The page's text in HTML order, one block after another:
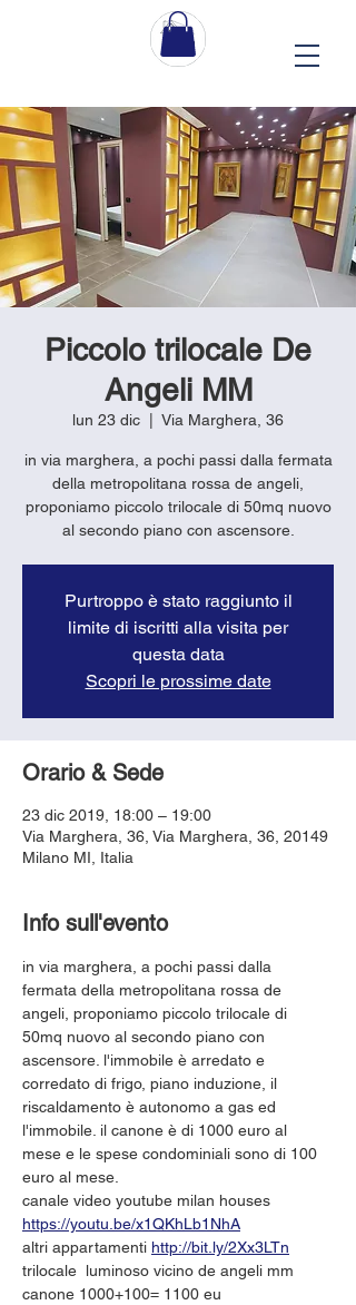
Piccolo trilocale De
Angeli MM
lun 23 dic Via Marghera, 36
in via marghera, a pochi passi dalla fermata
della metropolitana rossa de angeli,
proponiamo piccolo trilocale di 50mq nuovo
al secondo piano con ascensore.
Purtroppo è stato raggiunto il
limite di iscritti alla visita per
questa data
Scopri le prossime date
Orario & Sede
23 dic 2019, 18:00 – 19:00
Via Marghera, 36, Via Marghera, 36, 20149
Milano MI, Italia
Info sull'evento
in via marghera, a pochi passi dalla
fermata della metropolitana rossa de
angeli, proponiamo piccolo trilocale di
50mq nuovo al secondo piano con
ascensore. l'immobile è arredato e
corredato di frigo, piano induzione, il
riscaldamento è autonomo a gas ed
l'immobile. il canone è di 1000 euro al
mese e le spese condominiali sono di 100
euro al mese.
canale video youtube milan houses
https://youtu.be/x1QKhLb1NhA
altri appartamenti http://bit.ly/2Xx3LTn
trilocale  luminoso vicino de angeli mm
canone 1000+100= 1100 eu